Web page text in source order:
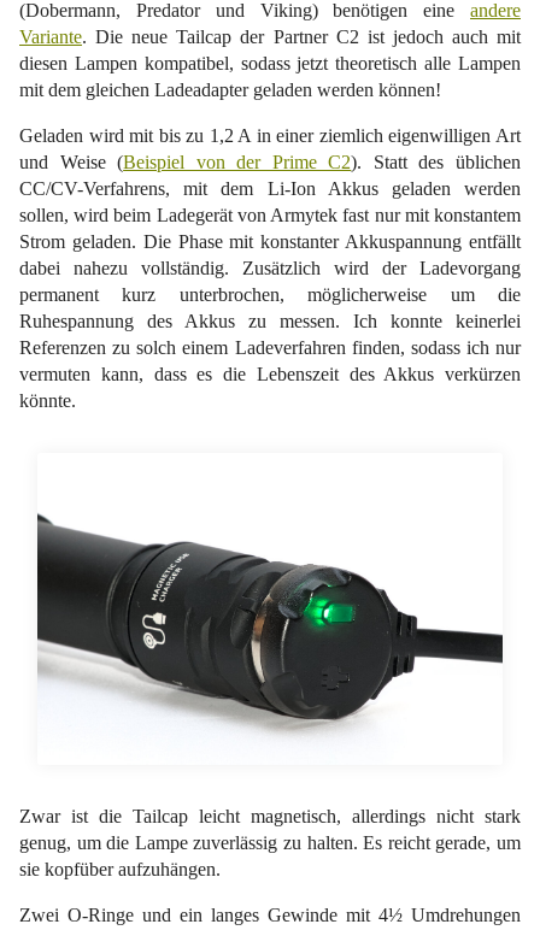
(Dobermann, Predator und Viking) benötigen eine andere
Variante. Die neue Tailcap der Partner C2 ist jedoch auch mit
diesen Lampen kompatibel, sodass jetzt theoretisch alle Lampen
mit dem gleichen Ladeadapter geladen werden können!
Geladen wird mit bis zu 1,2 A in einer ziemlich eigenwilligen Art
und Weise (Beispiel von der Prime C2). Statt des üblichen
CC/CV-Verfahrens, mit dem Li-Ion Akkus geladen werden
sollen, wird beim Ladegerät von Armytek fast nur mit konstantem
Strom geladen. Die Phase mit konstanter Akkuspannung entfällt
dabei nahezu vollständig. Zusätzlich wird der Ladevorgang
permanent kurz unterbrochen, möglicherweise um die
Ruhespannung des Akkus zu messen. Ich konnte keinerlei
Referenzen zu solch einem Ladeverfahren finden, sodass ich nur
vermuten kann, dass es die Lebenszeit des Akkus verkürzen
könnte.
Zwar ist die Tailcap leicht magnetisch, allerdings nicht stark
genug, um die Lampe zuverlässig zu halten. Es reicht gerade, um
sie kopfüber aufzuhängen.
Zwei O-Ringe und ein langes Gewinde mit 4½ Umdrehungen